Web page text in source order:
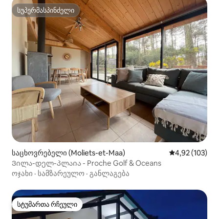
სუპერმასპინძელი
სუპერმასპინძელი
საცხოვრებელი (Moliets-et-Maa) საშუალო
4,92 (103)
Ვილა-დელ-პლაია - Proche Golf & Oceans
ოჯახი · სამზარეულო · განლაგება
სტუმართა რჩეული
სტუმართა რჩეული